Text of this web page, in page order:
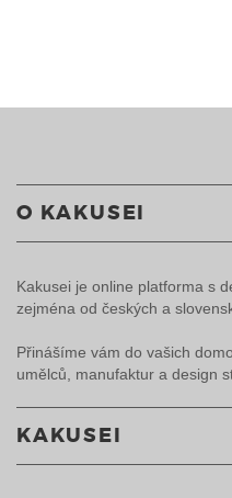
O KAKUSEI
Kakusei je online platforma s
zejména od českých a
Přinášíme vám do vašich
umělců, manufaktur a design
KAKUSEI